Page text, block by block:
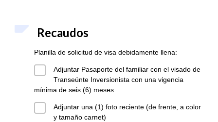
Recaudos
Planilla de solicitud de visa debidamente llena:
Adjuntar Pasaporte del familiar con el visado de
Transeúnte Inversionista con una vigencia
mínima de seis (6) meses
Adjuntar una (1) foto reciente (de frente, a color
y tamaño carnet)